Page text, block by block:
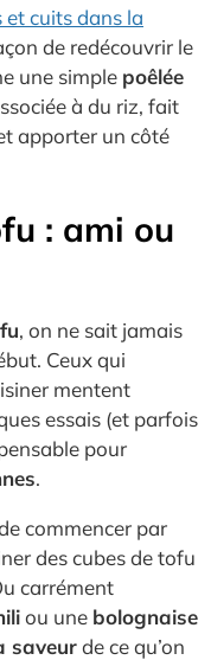
et cuits dans la
de redécouvrir le
une simple poêlée
à du riz, fait
apporter un côté
: ami ou
, on ne sait jamais
Ceux qui
mentent
essais (et parfois
pour
.
commencer par
des cubes de tofu
carrément
ou une bolognaise
saveurde ce qu’on